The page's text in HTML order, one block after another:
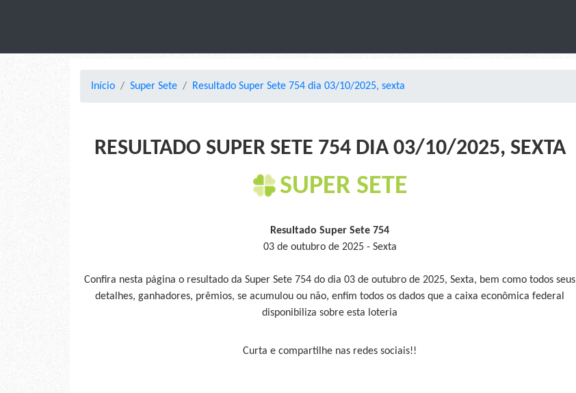
Início Super Sete Resultado Super Sete 754 dia 03/10/2025, sexta
RESULTADO SUPER SETE 754 DIA 03/10/2025, SEXTA
SUPER SETE
Resultado Super Sete 754
03 de outubro de 2025 - Sexta
Confira nesta página o resultado da Super Sete 754 do dia 03 de outubro de 2025, Sexta, bem como todos seus
detalhes, ganhadores, prêmios, se acumulou ou não, enfim todos os dados que a caixa econômica federal
disponibiliza sobre esta loteria
Curta e compartilhe nas redes sociais!!